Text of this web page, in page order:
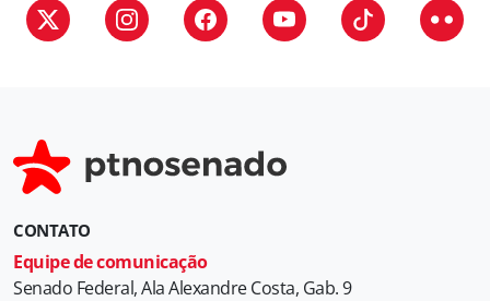
CONTATO
Equipe de comunicação
Senado Federal, Ala Alexandre Costa, Gab. 9